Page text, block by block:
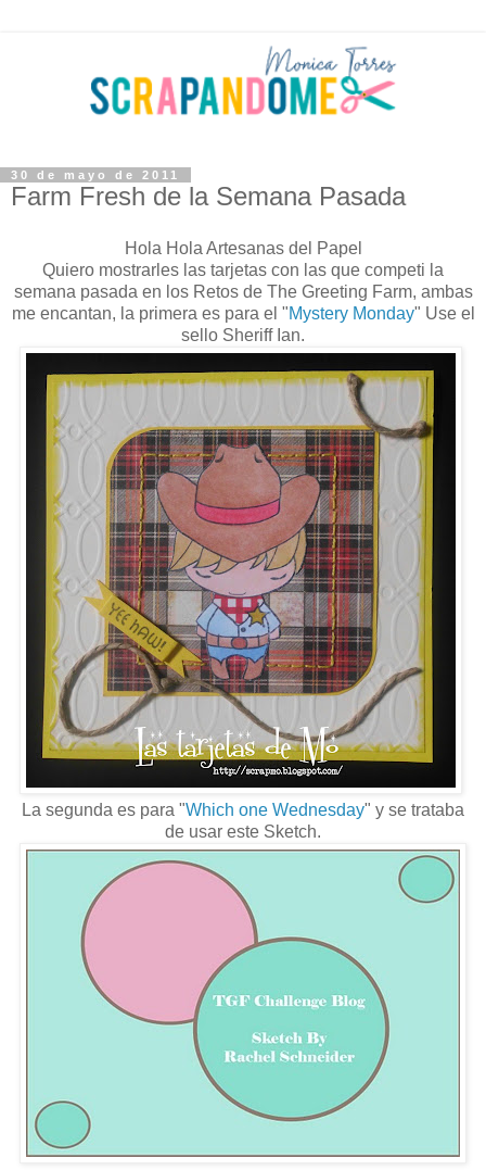
30 de mayo de 2011
Farm Fresh de la Semana Pasada
Hola Hola Artesanas del Papel
Quiero mostrarles las tarjetas con las que competi la
semana pasada en los Retos de The Greeting Farm, ambas
me encantan, la primera es para el "Mystery Monday" Use el
sello Sheriff Ian.
La segunda es para "Which one Wednesday" y se trataba
de usar este Sketch.